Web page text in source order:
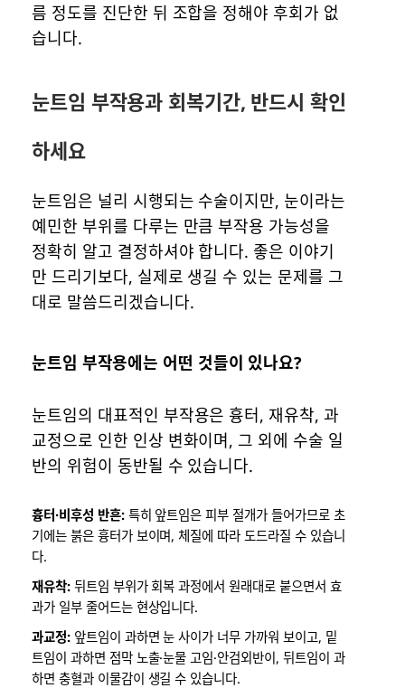
름 정도를 진단한 뒤 조합을 정해야 후회가 없
습니다.
눈트임 부작용과 회복기간, 반드시 확인
하세요
눈트임은 널리 시행되는 수술이지만, 눈이라는
예민한 부위를 다루는 만큼 부작용 가능성을
정확히 알고 결정하셔야 합니다. 좋은 이야기
만 드리기보다, 실제로 생길 수 있는 문제를 그
대로 말씀드리겠습니다.
눈트임 부작용에는 어떤 것들이 있나요?
눈트임의 대표적인 부작용은 흉터, 재유착, 과
교정으로 인한 인상 변화이며, 그 외에 수술 일
반의 위험이 동반될 수 있습니다.
흉터·비후성 반흔:특히 앞트임은 피부 절개가 들어가므로 초
기에는 붉은 흉터가 보이며, 체질에 따라 도드라질 수 있습니
다.
재유착:뒤트임 부위가 회복 과정에서 원래대로 붙으면서 효
과가 일부 줄어드는 현상입니다.
과교정:앞트임이 과하면 눈 사이가 너무 가까워 보이고, 밑
트임이 과하면 점막 노출·눈물 고임·안검외반이, 뒤트임이 과
하면 충혈과 이물감이 생길 수 있습니다.